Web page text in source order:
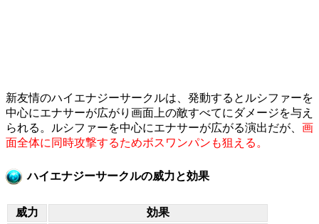
新友情のハイエナジーサークルは、発動するとルシファーを
中心にエナサーが広がり画面上の敵すべてにダメージを与え
られる。ルシファーを中心にエナサーが広がる演出だが、 画
面全体に同時攻撃するためボスワンパンも狙える。
ハイエナジーサークルの威力と効果
威力
効果